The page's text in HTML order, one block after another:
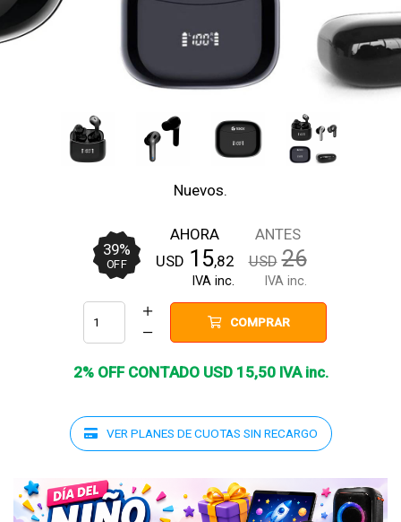
Nuevos.
39%
OFF
ANTES
USD 26
IVA inc.
AHORA
USD 15,82
IVA inc.
COMPRAR
2% OFF CONTADO USD 15,50IVA inc.
VER PLANES DE CUOTAS SIN RECARGO